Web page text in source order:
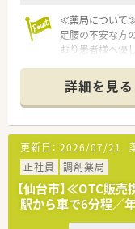
≪薬局について
足腰の不安な方
おり患者様へ優
詳細を見る
更新日： 2026/07/21
正社員
調剤薬局
【仙台市】≪OTC販
駅から車で6分程／